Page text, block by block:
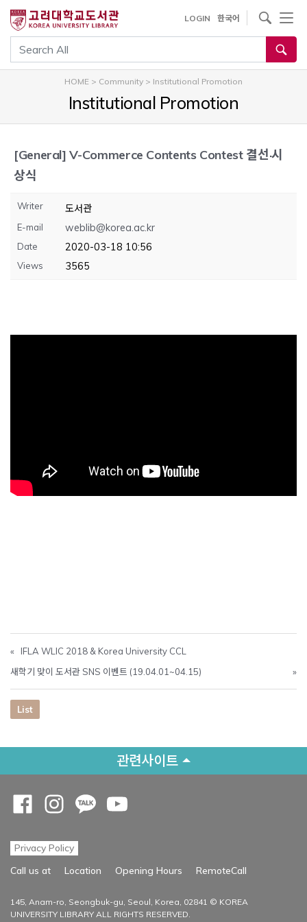
건
기
통합검색
LOGIN 한국어
사이트내 검색
HOME > Community > Institutional Promotion
Institutional Promotion
[General] V-Commerce Contents Contest 결선·시
상식
Writer 도서관
E-mail weblib@korea.ac.kr
Date 2020-03-18 10:56
Views 3565
«
IFLA WLIC 2018 & Korea University CCL
새학기 맞이 도서관 SNS 이벤트 (19.04.01~04.15)
»
List
관련사이트
Privacy Policy
Call us at
Location Opening Hours RemoteCall
145, Anam-ro, Seongbuk-gu, Seoul, Korea, 02841 © KOREA
UNIVERSITY LIBRARY ALL RIGHTS RESERVED.
Opens a new window
Opens a new window
Opens a new window